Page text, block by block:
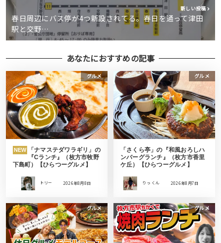
新しい投稿
春日周辺にバス停が4つ新設されてる。春日を通って津田
駅と交野…
あなたにおすすめの記事
グルメ
NEW
「ナマステダワラギリ」の
『Cランチ』（枚方市牧野
下島町）【ひらつーグルメ】
トリー 2026年8月8日
グルメ
「さくら亭」の『和風おろしハ
ンバーグランチ』（枚方市香里
ケ丘）【ひらつーグルメ】
りっ くん 2026年8月7日
グルメ グルメ